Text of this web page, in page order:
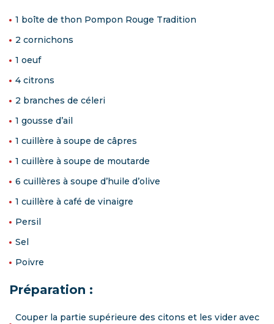
1 boîte de thon Pompon Rouge Tradition
2 cornichons
1 oeuf
4 citrons
2 branches de céleri
1 gousse d’ail
1 cuillère à soupe de câpres
1 cuillère à soupe de moutarde
6 cuillères à soupe d’huile d’olive
1 cuillère à café de vinaigre
Persil
Sel
Poivre
Préparation :
Couper la partie supérieure des citons et les vider avec